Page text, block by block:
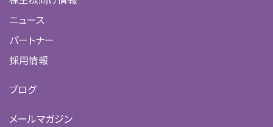
ニュース
パートナー
採用情報
ブログ
メールマガジン